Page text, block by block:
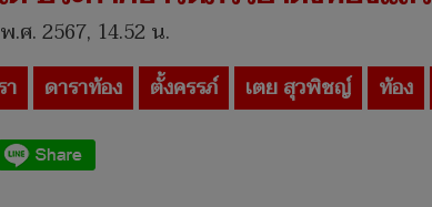
ศ. 2567, 14.52 น.
า ดาราท้อง ตั้งครรภ์ เตย สุวพิชญ์ ท้อง